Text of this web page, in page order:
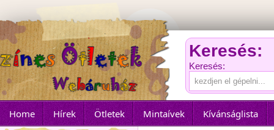
Keresés:
Keresés:
Home Hírek Ötletek Mintaívek
Kívánságlista